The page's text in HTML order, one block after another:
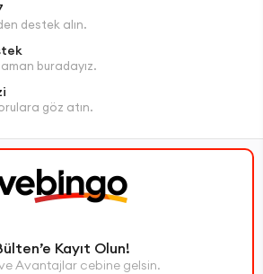
destek alın.
buradayız.
göz atın.
Kayıt Olun!
ve Avantajlar cebine gelsin.